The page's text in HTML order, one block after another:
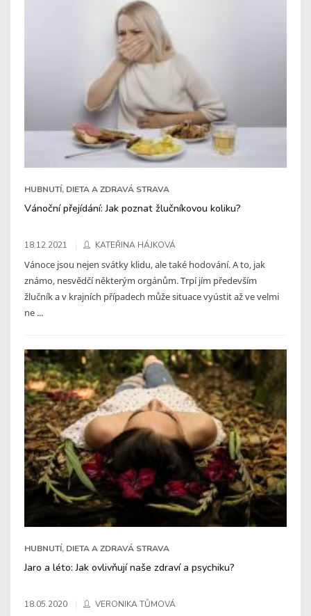
HUBNUTÍ, DIETA A ZDRAVÁ STRAVA
Vánoční přejídání: Jak poznat žlučníkovou koliku?
18.12.2021 KATEŘINA HÁJKOVÁ
Vánoce jsou nejen svátky klidu, ale také hodování. A to, jak
známo, nesvědčí některým orgánům. Trpí jím především
žlučník a v krajních případech může situace vyústit až ve velmi
ne ...
HUBNUTÍ, DIETA A ZDRAVÁ STRAVA
Jaro a léto: Jak ovlivňují naše zdraví a psychiku?
18.05.2020 VERONIKA TŮMOVÁ